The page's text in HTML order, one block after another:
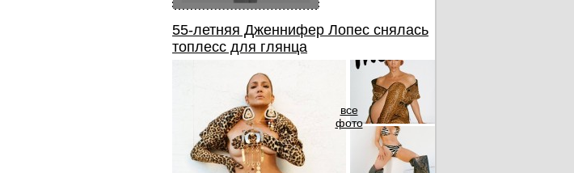
55-летняя Дженнифер Лопес снялась
топлесс для глянца
все
фото